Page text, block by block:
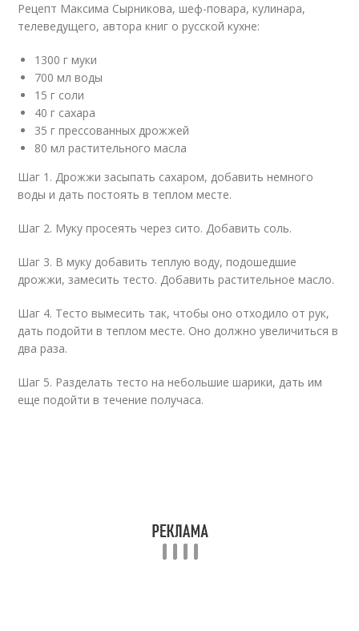
Рецепт Максима Сырникова, шеф-повара, кулинара,
телеведущего, автора книг о русской кухне:
1300 г муки
700 мл воды
15 г соли
40 г сахара
35 г прессованных дрожжей
80 мл растительного масла
Шаг 1. Дрожжи засыпать сахаром, добавить немного
воды и дать постоять в теплом месте.
Шаг 2. Муку просеять через сито. Добавить соль.
Шаг 3. В муку добавить теплую воду, подошедшие
дрожжи, замесить тесто. Добавить растительное масло.
Шаг 4. Тесто вымесить так, чтобы оно отходило от рук,
дать подойти в теплом месте. Оно должно увеличиться в
два раза.
Шаг 5. Разделать тесто на небольшие шарики, дать им
еще подойти в течение получаса.